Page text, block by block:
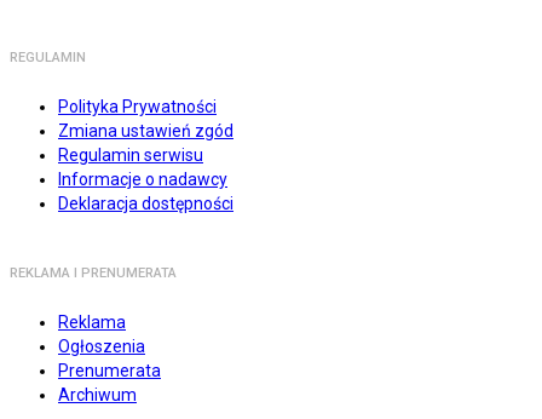
REGULAMIN
Polityka Prywatności
Zmiana ustawień zgód
Regulamin serwisu
Informacje o nadawcy
Deklaracja dostępności
REKLAMA I PRENUMERATA
Reklama
Ogłoszenia
Prenumerata
Archiwum